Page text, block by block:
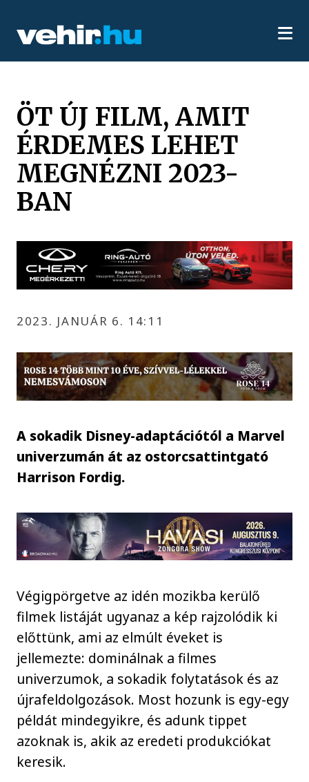
ÖT ÚJ FILM, AMIT
ÉRDEMES LEHET
MEGNÉZNI 2023-
BAN
2023. JANUÁR 6. 14:11
A sokadik Disney-adaptációtól a Marvel
univerzumán át az ostorcsattintgató
Harrison Fordig.
Végigpörgetve az idén mozikba kerülő
filmek listáját ugyanaz a kép rajzolódik ki
előttünk, ami az elmúlt éveket is
jellemezte: dominálnak a filmes
univerzumok, a sokadik folytatások és az
újrafeldolgozások. Most hozunk is egy-egy
példát mindegyikre, és adunk tippet
azoknak is, akik az eredeti produkciókat
keresik.